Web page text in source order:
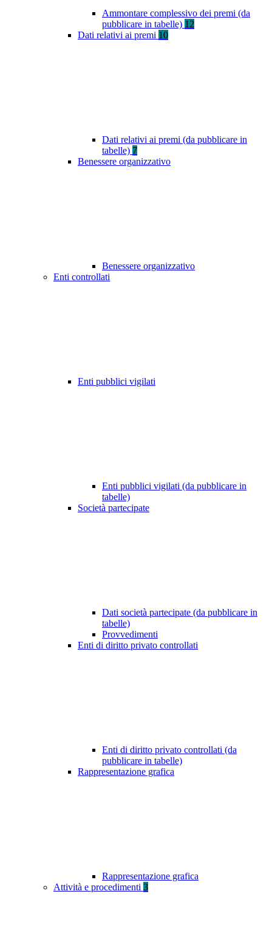
Ammontare complessivo dei premi (da
pubblicare in tabelle) 12
Dati relativi ai premi 10
Dati relativi ai premi (da pubblicare in
tabelle) 7
Benessere organizzativo
Benessere organizzativo
Enti controllati
Enti pubblici vigilati
Enti pubblici vigilati (da pubblicare in
tabelle)
Società partecipate
Dati società partecipate (da pubblicare in
tabelle)
Provvedimenti
Enti di diritto privato controllati
Enti di diritto privato controllati (da
pubblicare in tabelle)
Rappresentazione grafica
Rappresentazione grafica
Attività e procedimenti 3